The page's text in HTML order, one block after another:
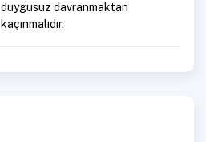
duygusuz davranmaktan
kaçınmalıdır.